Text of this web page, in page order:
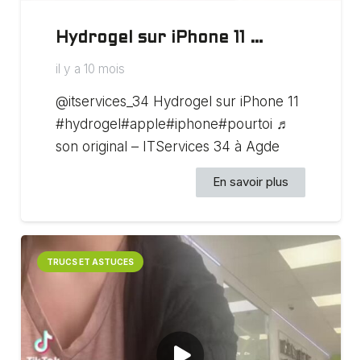
Hydrogel sur iPhone 11 …
il y a 10 mois
@itservices_34 Hydrogel sur iPhone 11
#hydrogel#apple#iphone#pourtoi ♬
son original – ITServices 34 à Agde
En savoir plus
TRUCS ET ASTUCES